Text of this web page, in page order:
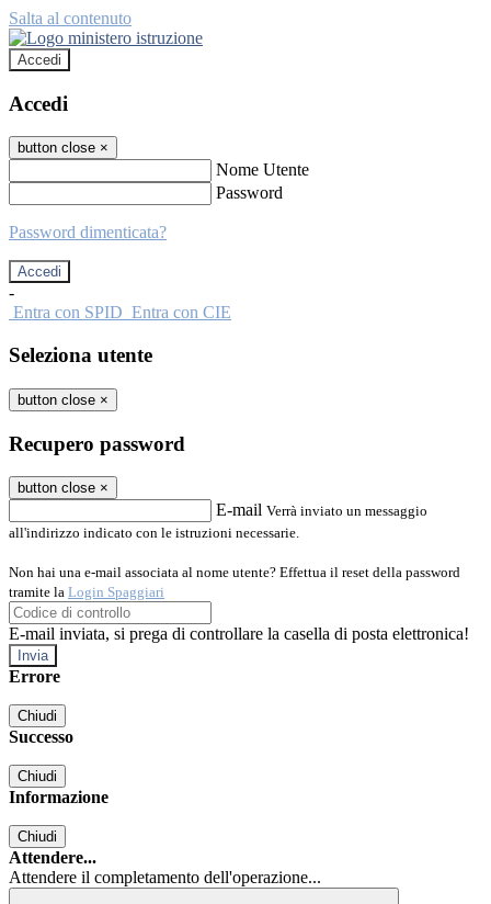
Salta al contenuto
Accedi
Accedi
button close ×
Nome Utente
Password
Password dimenticata?
-
Entra con SPID Entra con CIE
Seleziona utente
button close ×
Recupero password
button close ×
E-mail Verrà inviato un messaggio
all'indirizzo indicato con le istruzioni necessarie.
Non hai una e-mail associata al nome utente? Effettua il reset della password
tramite la Login Spaggiari
E-mail inviata, si prega di controllare la casella di posta elettronica!
Errore
Chiudi
Successo
Chiudi
Informazione
Chiudi
Attendere...
Attendere il completamento dell'operazione...